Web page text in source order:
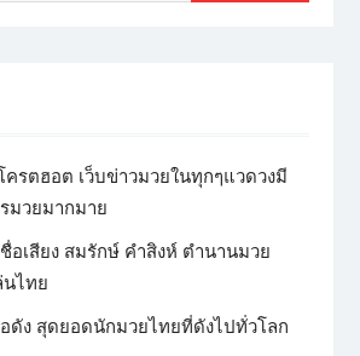
รตฮอต เว็บข่าวมวยในทุกๆแวดวงมี
มวยมากมาย
อเสียง สมรักษ์ คำสิงห์ ตำนานมวย
นไทย
ดัง สุดยอดนักมวยไทยที่ดังไปทั่วโลก